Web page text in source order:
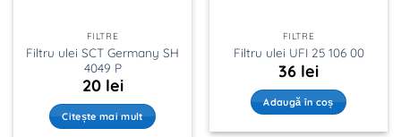
FILTRE
Filtru ulei SCT Germany SH
4049 P
20 lei
Citește mai mult
FILTRE
Filtru ulei UFI 25 106 00
36 lei
Adaugă în coș